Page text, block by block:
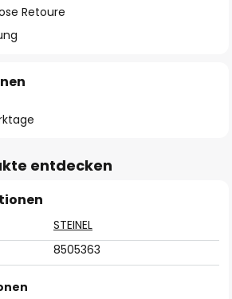
Retoure
entdecken
STEINEL
8505363